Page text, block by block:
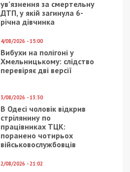
ув’язнення за смертельну
ДТП, у якій загинула 6-
річна дівчинка
4/08/2026 - 15:00
Вибухи на полігоні у
Хмельницькому: слідство
перевіряє дві версії
3/08/2026 - 13:30
В Одесі чоловік відкрив
стрілянину по
працівниках ТЦК:
поранено чотирьох
військовослужбовців
2/08/2026 - 21:02